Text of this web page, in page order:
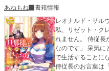
あねもね
書籍情報
レオナルド・サル
私、リゼット・ク
れません。 侍従長
なのです」 呆気にとられたものの、こらえつつ、いざ侯爵家
で生活することに
侍従長のお言葉は